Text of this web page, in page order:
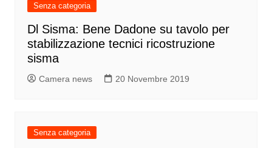
Senza categoria
Dl Sisma: Bene Dadone su tavolo per
stabilizzazione tecnici ricostruzione
sisma
Camera news 20 Novembre 2019
Senza categoria